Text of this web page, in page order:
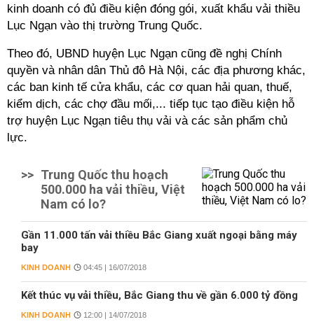
kinh doanh có đủ điều kiện đóng gói, xuất khẩu vải thiều
Lục Ngạn vào thị trường Trung Quốc.
Theo đó, UBND huyện Lục Ngạn cũng đề nghị Chính
quyền và nhân dân Thủ đô Hà Nội, các địa phương khác,
các ban kinh tế cửa khẩu, các cơ quan hải quan, thuế,
kiểm dịch, các chợ đầu mối,... tiếp tục tạo điều kiện hỗ
trợ huyện Lục Ngạn tiêu thụ vải và các sản phẩm chủ
lực.
>> Trung Quốc thu hoạch
500.000 ha vải thiều, Việt
Nam có lo?
Gần 11.000 tấn vải thiều Bắc Giang xuất ngoại bằng máy
bay
KINH DOANH 04:45 | 16/07/2018
Kết thúc vụ vải thiều, Bắc Giang thu về gần 6.000 tỷ đồng
KINH DOANH 12:00 | 14/07/2018